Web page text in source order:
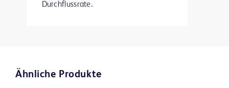
Durchflussrate.
Ähnliche Produkte